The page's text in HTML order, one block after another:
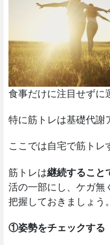
食事だけに注目せずに
特に筋トレは基礎代謝
ここでは自宅で筋トレ
筋トレは継続すること
活の一部にし、ケガ無
把握しておきましょう。
①姿勢をチェックする